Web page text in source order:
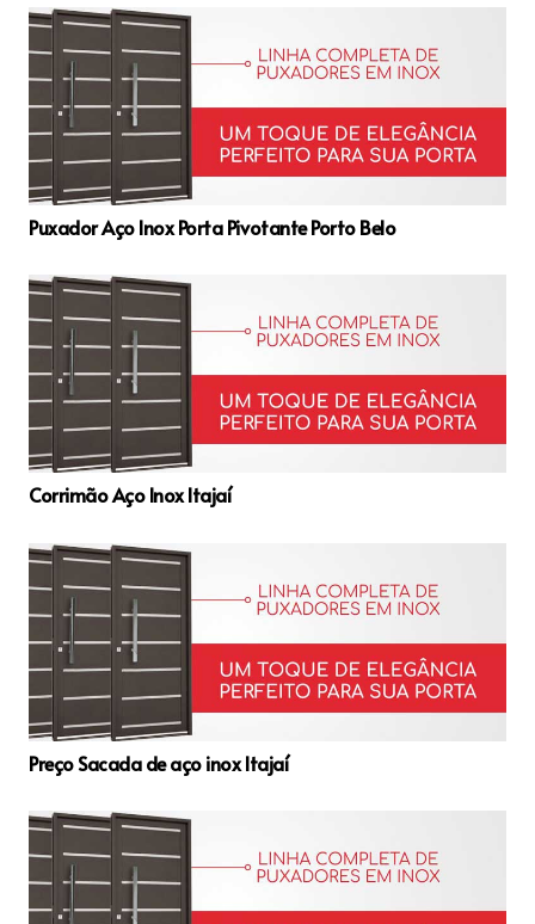
Puxador Aço Inox Porta Pivotante Porto Belo
Corrimão Aço Inox Itajaí
Preço Sacada de aço inox Itajaí